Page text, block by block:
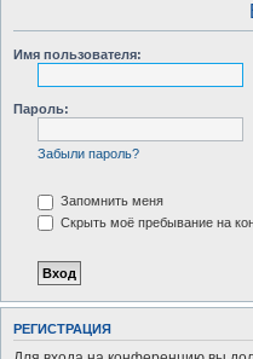
Имя пользователя:
Пароль:
Забыли пароль?
Запомнить меня
Скрыть моё пребывание на
РЕГИСТРАЦИЯ